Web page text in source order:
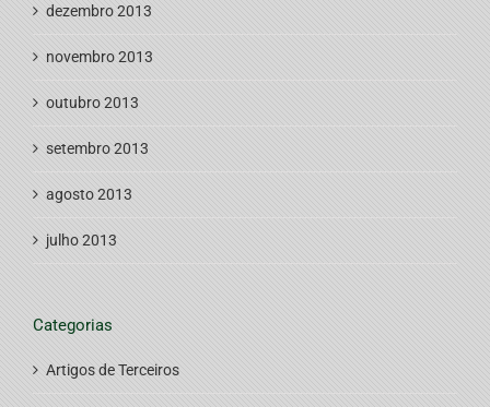
dezembro 2013
novembro 2013
outubro 2013
setembro 2013
agosto 2013
julho 2013
Categorias
Artigos de Terceiros